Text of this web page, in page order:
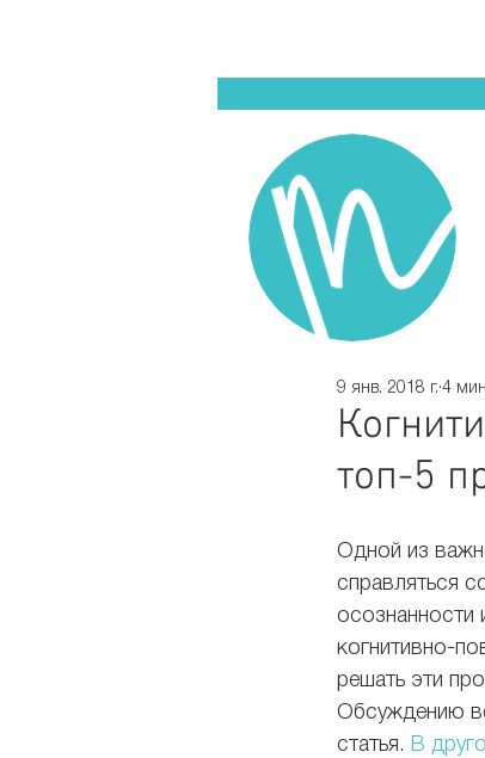
топ-5
9 янв. 2018 г. 4
Одной из
справляться
осознанности
когнитивно-
решать эти
Обсуждению
статья. В